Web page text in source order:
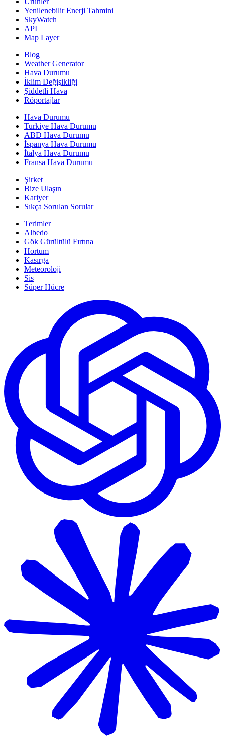
Yenilenebilir Enerji Tahmini
SkyWatch
API
Map Layer
Blog
Weather Generator
Hava Durumu
İklim Değişikliği
Şiddetli Hava
Röportajlar
Hava Durumu
Turkiye Hava Durumu
ABD Hava Durumu
İspanya Hava Durumu
İtalya Hava Durumu
Fransa Hava Durumu
Şirket
Bize Ulaşın
Kariyer
Sıkça Sorulan Sorular
Terimler
Albedo
Gök Gürültülü Fırtına
Hortum
Kasırga
Meteoroloji
Sis
Süper Hücre